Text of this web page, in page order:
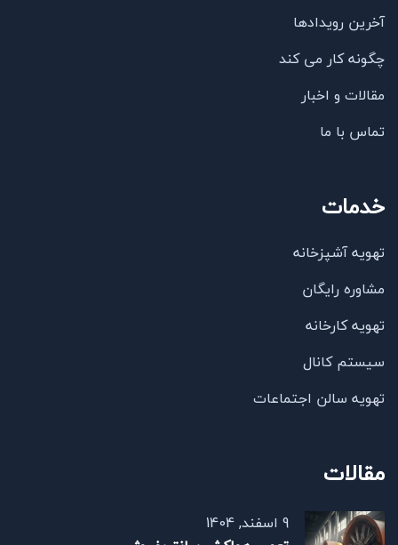
آخرین رویدادها
چگونه کار می کند
مقالات و اخبار
تماس با ما
خدمات
تهویه آشپزخانه
مشاوره رایگان
تهویه کارخانه
سیستم کانال
تهویه سالن اجتماعات
مقالات
9 اسفند, 1404